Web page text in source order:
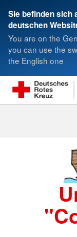
Sie befinden sich
deutschen
You are on the
you can use the
the English one
Suche